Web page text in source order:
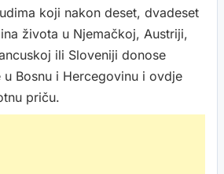
koji nakon deset, dvadeset
života u Njemačkoj, Austriji,
ili Sloveniji donose
Bosnu i Hercegovinu i ovdje
priču.